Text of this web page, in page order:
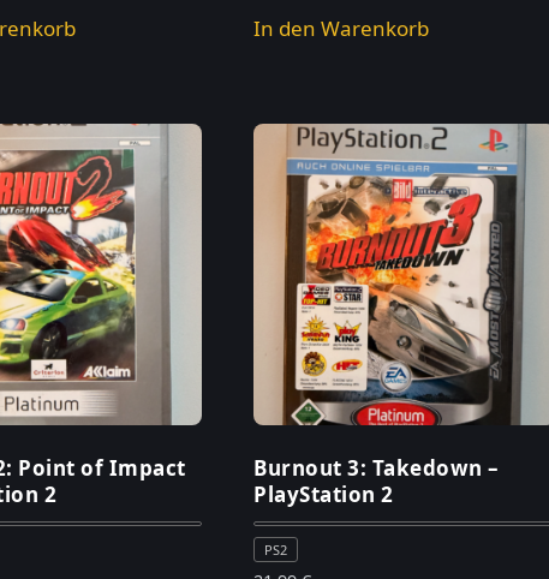
In den Warenkorb
Point of Impact
2
Burnout 3: Takedown –
PlayStation 2
PS2